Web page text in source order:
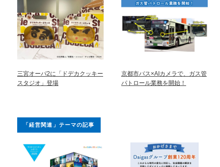
三宮オーパ2に「ドデカクッキー
スタジオ」登場
京都市バス×AIカメラで、ガス管
パトロール業務を開始！
「経営関連」テーマの記事